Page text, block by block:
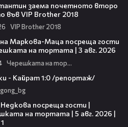
заема почетното второ
във VIP Brother 2018
VIP Brother 2018
Маркова-Маца посреща гости
на тортата | 3 авг. 2026
Черешката на тортата
- Кайрат 1:0 /репортаж/
gong_bg
посреща гости |
на тортата | 5 авг. 2026 |